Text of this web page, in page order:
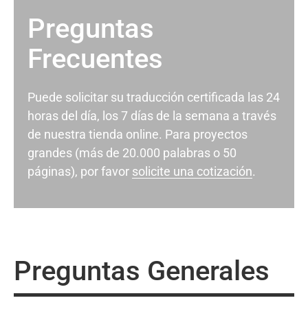
Preguntas
Frecuentes
Puede solicitar su traducción certificada las 24
horas del día, los 7 días de la semana a través
de nuestra tienda online. Para proyectos
grandes (más de 20.000 palabras o 50
páginas), por favor solicite una cotización.
Preguntas Generales